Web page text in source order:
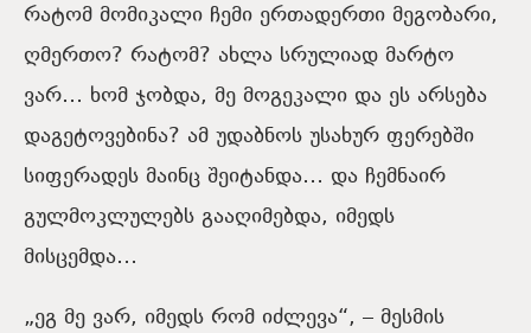
რატომ მომიკალი ჩემი ერთადერთი მეგობარი,
ღმერთო? რატომ? ახლა სრულიად მარტო
ვარ… ხომ ჯობდა, მე მოგეკალი და ეს არსება
დაგეტოვებინა? ამ უდაბნოს უსახურ ფერებში
სიფერადეს მაინც შეიტანდა… და ჩემნაირ
გულმოკლულებს გააღიმებდა, იმედს
მისცემდა…
„ეგ მე ვარ, იმედს რომ იძლევა“, – მესმის